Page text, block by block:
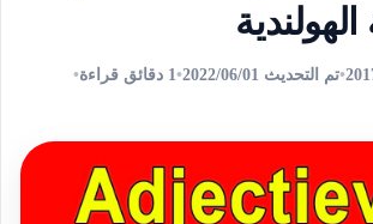
•تم التحديث 2022/06/01 •1 دقائق قراءة
•